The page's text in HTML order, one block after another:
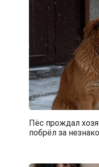
Пёс прождал
побрёл за